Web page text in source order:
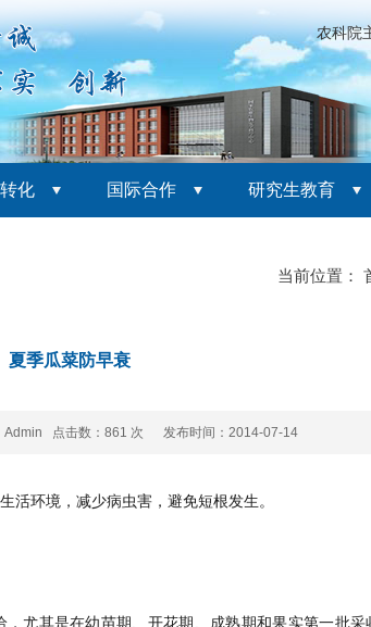
农科院
化 国际合作 研究生教育
当前位置：
夏季瓜菜防早衰
点击数： 861 次 发布时间：2014-07-14
环境，减少病虫害，避免短根发生。
其是在幼苗期、开花期、成熟期和果实第一批采